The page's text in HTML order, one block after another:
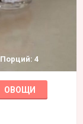
Порций: 4
ОВОЩИ